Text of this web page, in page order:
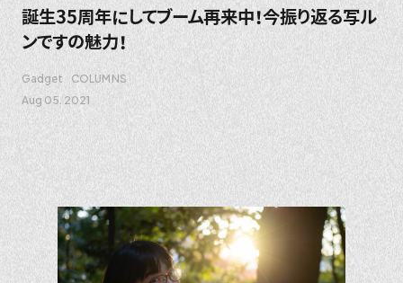
誕生35周年にしてブーム再来中！今振り返る写ル
ンですの魅力！
Gadget
COLUMNS
Aug 05. 2021